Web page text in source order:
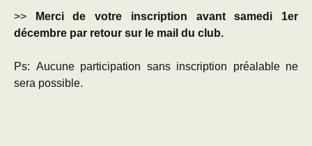
>>
Merci de votre inscription avant samedi 1er
décembre par retour sur le mail du club.
Ps: Aucune participation sans inscription préalable ne
sera possible.